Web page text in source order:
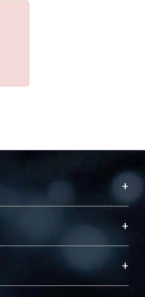
+
為永久珍藏及向國際
術能量，圖書館整合
（AH）不同功能平
。期能整合研
+
Library)
+